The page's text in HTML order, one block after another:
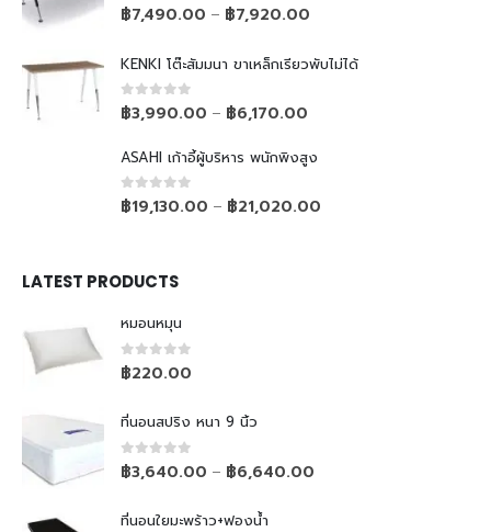
0out of 5
฿7,490.00 – ฿7,920.00
KENKI โต๊ะสัมมนา ขาเหล็กเรียวพับไม่ได้
0out of 5
฿3,990.00 – ฿6,170.00
ASAHI เก้าอี้ผู้บริหาร พนักพิงสูง
0out of 5
฿19,130.00 – ฿21,020.00
LATEST PRODUCTS
หมอนหมุน
0out of 5
฿220.00
ที่นอนสปริง หนา 9 นิ้ว
0out of 5
฿3,640.00 – ฿6,640.00
ที่นอนใยมะพร้าว+ฟองน้ำ